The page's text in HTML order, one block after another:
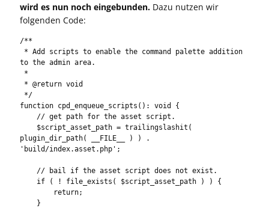
wird es nun noch eingebunden. Dazu nutzen wir
folgenden Code:
/**
to the admin area.
function cpd_enqueue_scripts(): void {
plugin_dir_path( __FILE__ ) ) .
'build/index.asset.php';